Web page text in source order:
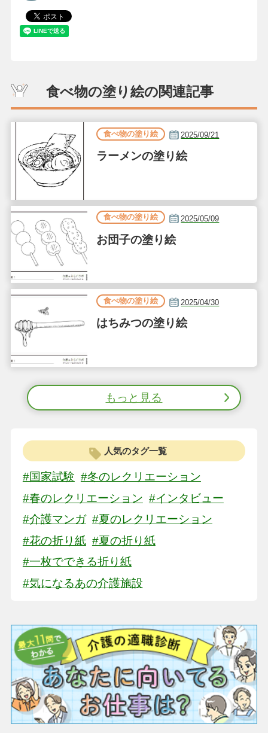
食べ物の塗り絵の関連記事
食べ物の塗り絵 2025/09/21
ラーメンの塗り絵
食べ物の塗り絵 2025/05/09
お団子の塗り絵
食べ物の塗り絵 2025/04/30
はちみつの塗り絵
もっと見る
人気のタグ一覧
#国家試験 #冬のレクリエーション
#春のレクリエーション #インタビュー
#介護マンガ #夏のレクリエーション
#花の折り紙 #夏の折り紙
#一枚でできる折り紙
#気になるあの介護施設